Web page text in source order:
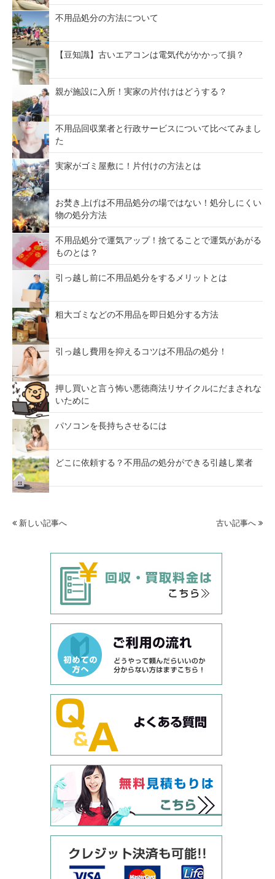
不用品処分の方法について
【豆知識】古いエアコンは電気代がかかって損？
親が施設に入所！実家の片付けはどうする？
不用品回収業者と行政サービスについて比べてみまし
た
実家がゴミ屋敷に！片付けの方法とは
お焚き上げは不用品処分の場ではない！処分しにくい
物の処分方法
不用品処分で運気アップ！捨てることで運気があがる
ものとは？
引っ越し前に不用品処分をするメリットとは
粗大ゴミなどの不用品を即日処分する方法
引っ越し費用を抑えるコツは不用品の処分！
押し買いと言う怖い悪徳商法リサイクルにだまされな
いために
パソコンを長持ちさせるには
どこに依頼する？不用品の処分ができる引越し業者
新しい記事へ 古い記事へ